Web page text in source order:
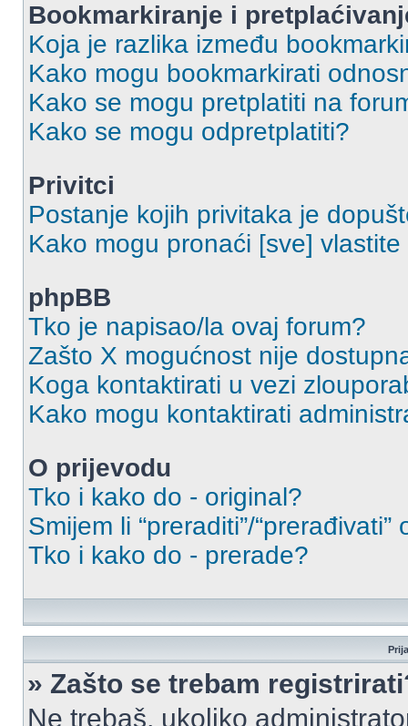
Bookmarkiranje i
Koja je razlika između
Kako mogu bookmarkirati
Kako se mogu pretplatiti na
Kako se mogu odpretplatiti?
Privitci
Postanje kojih privitaka je
Kako mogu pronaći [sve] vlastite
phpBB
Tko je napisao/la ovaj forum?
Zašto X mogućnost nije
Koga kontaktirati u vezi
Kako mogu kontaktirati
O prijevodu
Tko i kako do - original?
Smijem li “preraditi”/
Tko i kako do - prerade?
» Zašto se trebam
Ne trebaš, ukoliko